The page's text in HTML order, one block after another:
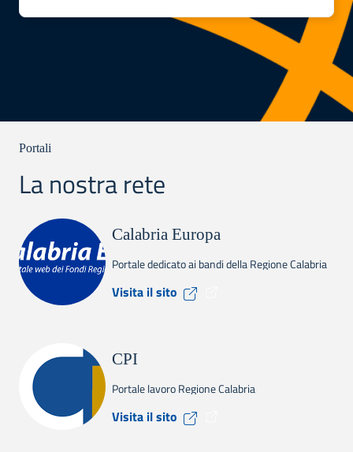
Portali
La nostra rete
Calabria Europa
Portale dedicato ai bandi della Regione Calabria
Visita il sito
CPI
Portale lavoro Regione Calabria
Visita il sito